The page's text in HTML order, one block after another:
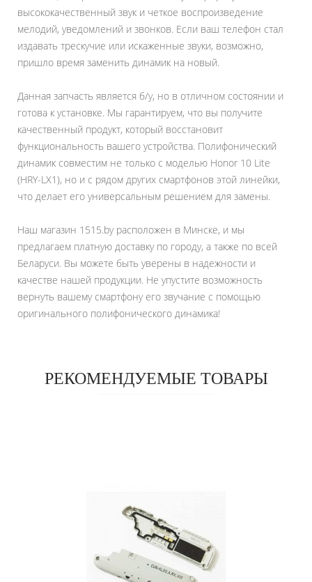
высококачественный звук и четкое воспроизведение
мелодий, уведомлений и звонков. Если ваш телефон стал
издавать трескучие или искаженные звуки, возможно,
пришло время заменить динамик на новый.
Данная запчасть является б/у, но в отличном состоянии и
готова к установке. Мы гарантируем, что вы получите
качественный продукт, который восстановит
функциональность вашего устройства. Полифонический
динамик совместим не только с моделью Honor 10 Lite
(HRY-LX1), но и с рядом других смартфонов этой линейки,
что делает его универсальным решением для замены.
Наш магазин 1515.by расположен в Минске, и мы
предлагаем платную доставку по городу, а также по всей
Беларуси. Вы можете быть уверены в надежности и
качестве нашей продукции. Не упустите возможность
вернуть вашему смартфону его звучание с помощью
оригинального полифонического динамика!
РЕКОМЕНДУЕМЫЕ ТОВАРЫ